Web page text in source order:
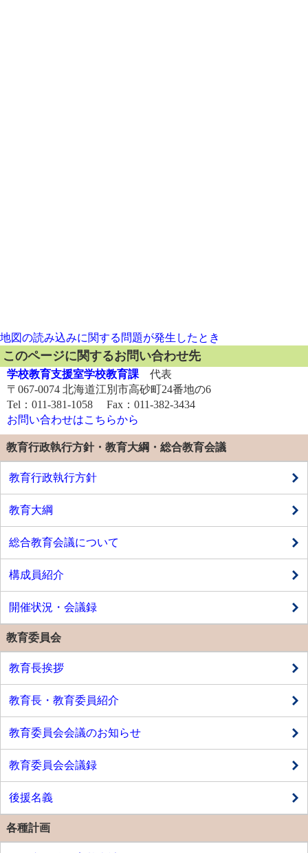
地図の読み込みに関する問題が発生したとき
このページに関するお問い合わせ先
学校教育支援室学校教育課 代表
〒067-0074 北海道江別市高砂町24番地の6
Tel：011-381-1058 Fax：011-382-3434
お問い合わせはこちらから
教育行政執行方針・教育大綱・総合教育会議
教育行政執行方針
教育大綱
総合教育会議について
構成員紹介
開催状況・会議録
教育委員会
教育長挨拶
教育長・教育委員紹介
教育委員会会議のお知らせ
教育委員会会議録
後援名義
各種計画